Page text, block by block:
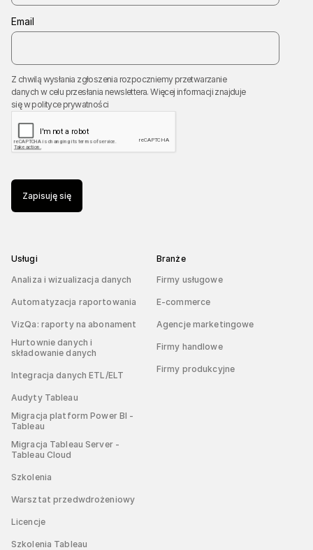
Email
Z chwilą wysłania zgłoszenia rozpoczniemy przetwarzanie
danych w celu przesłania newslettera. Więcej informacji znajduje
się wpolityce prywatności
Zapisuję się
Usługi
Analiza i wizualizacja danych
Automatyzacja raportowania
VizQa: raporty na abonament
Hurtownie danych i
składowanie danych
Integracja danych ETL/ELT
Audyty Tableau
Migracja platform Power BI -
Tableau
Migracja Tableau Server -
Tableau Cloud
Szkolenia
Warsztat przedwdrożeniowy
Licencje
Szkolenia Tableau
Branże
Firmy usługowe
E-commerce
Agencje marketingowe
Firmy handlowe
Firmy produkcyjne